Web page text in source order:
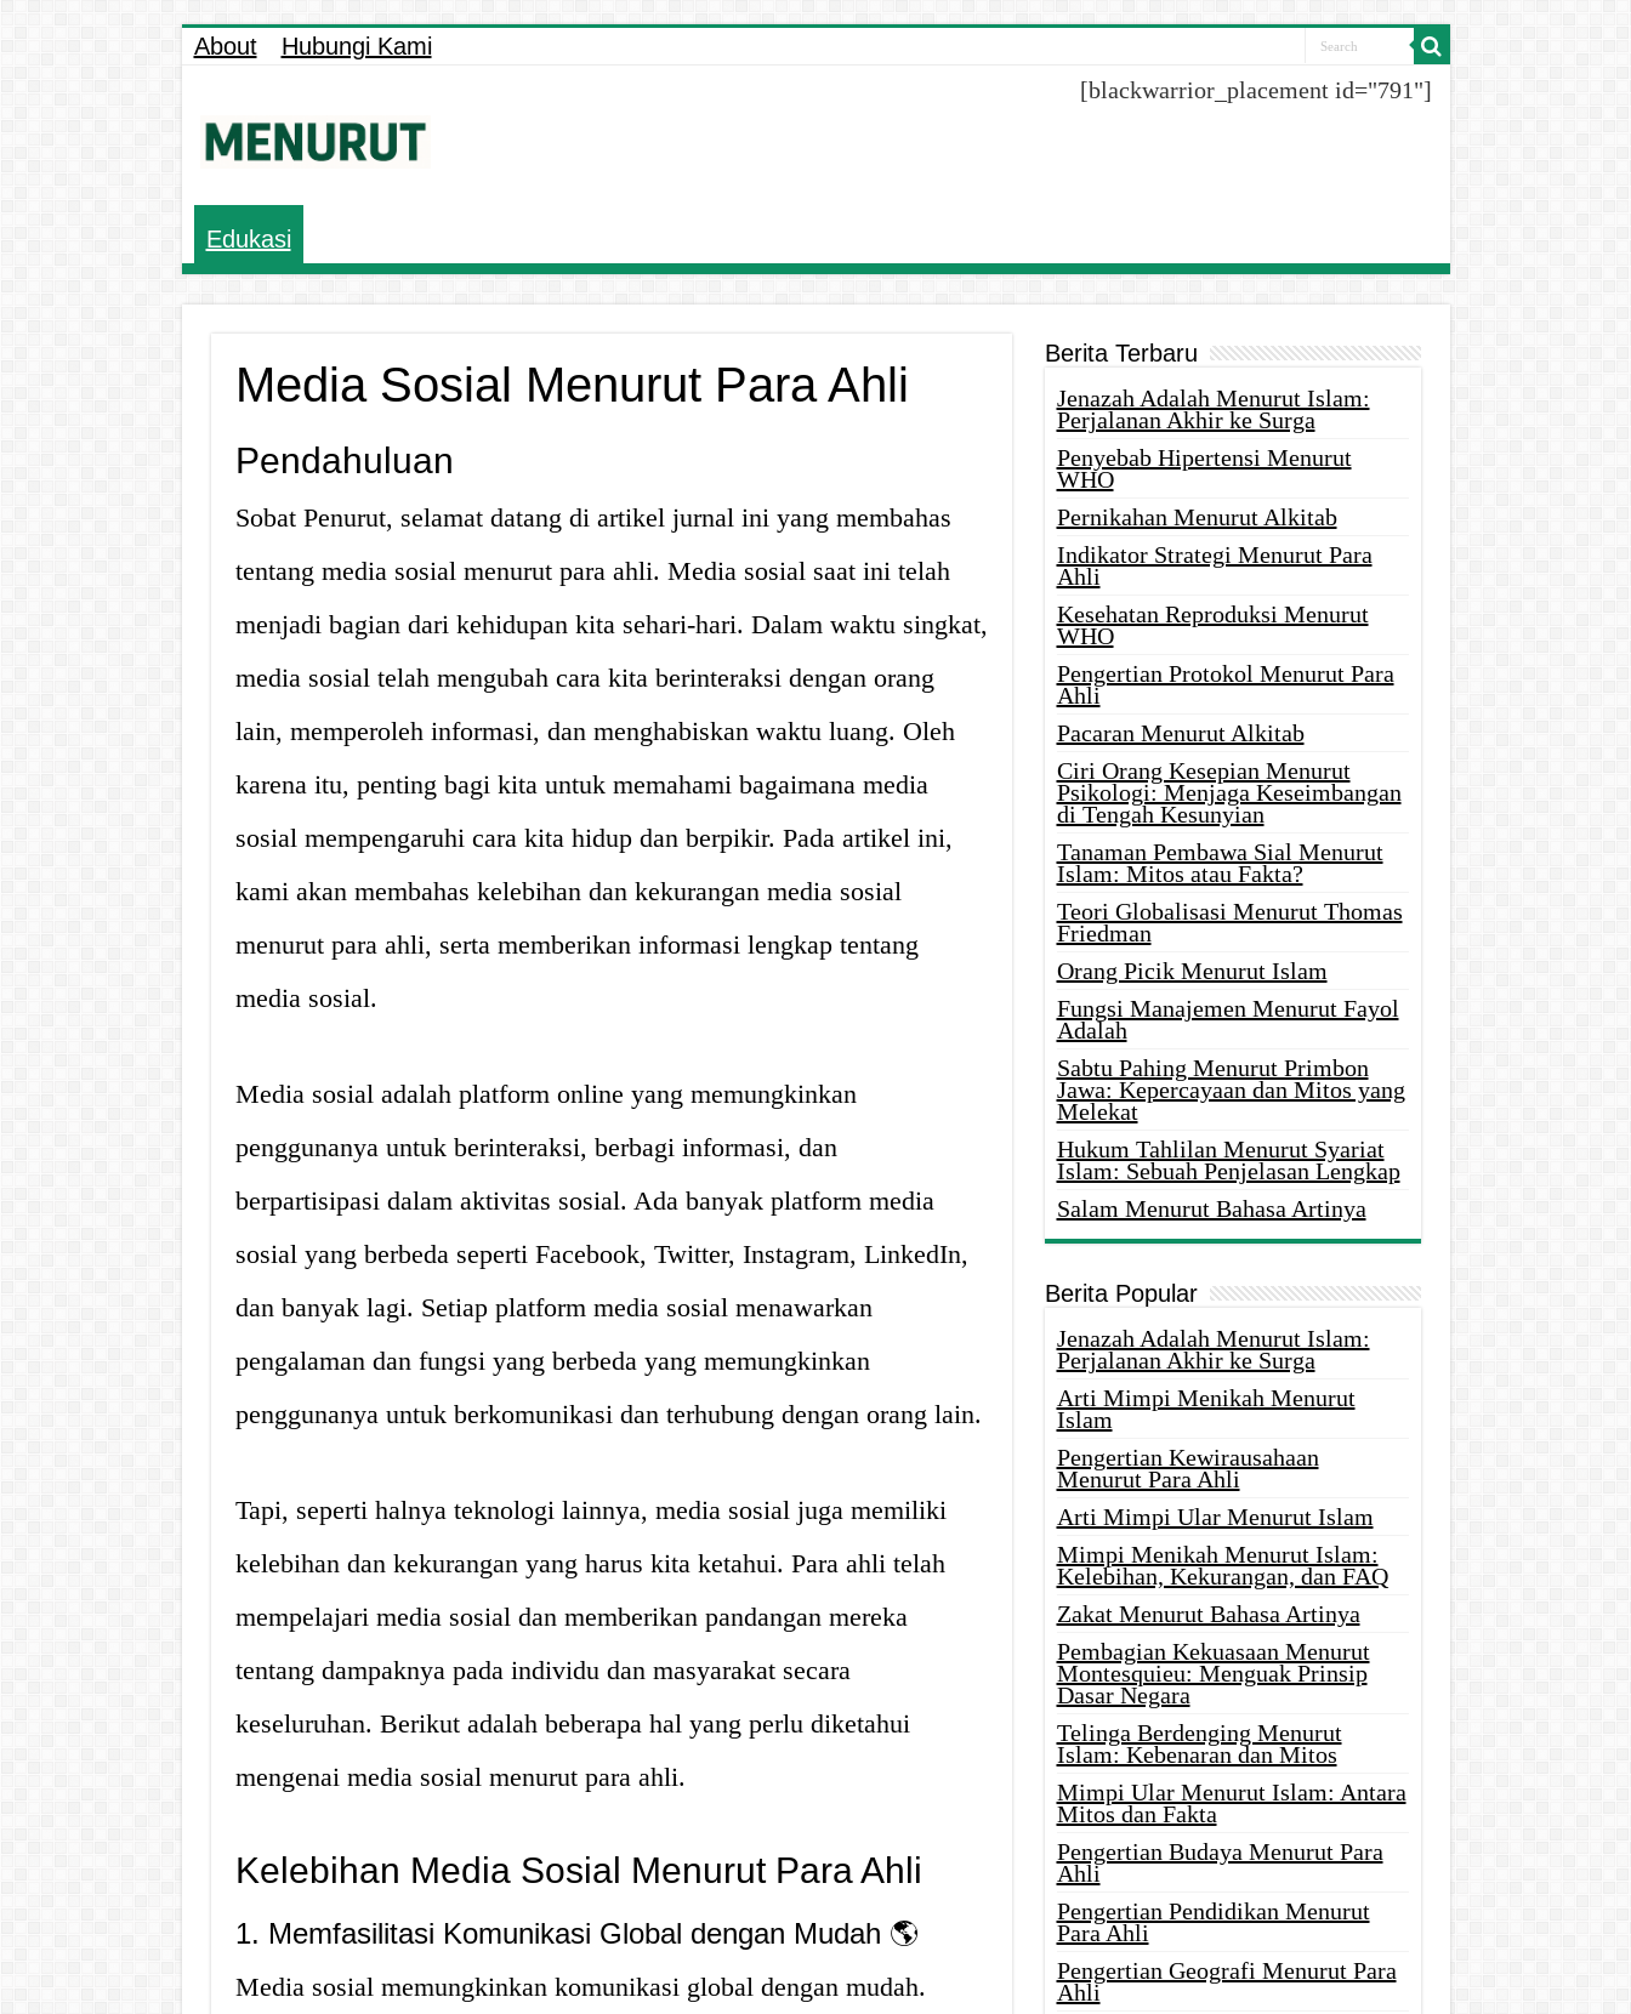
About
Hubungi Kami
[blackwarrior_placement id="791"]
Edukasi
Media Sosial Menurut Para Ahli
Pendahuluan
Sobat Penurut, selamat datang di artikel jurnal ini yang membahas
tentang media sosial menurut para ahli. Media sosial saat ini telah
menjadi bagian dari kehidupan kita sehari-hari. Dalam waktu singkat,
media sosial telah mengubah cara kita berinteraksi dengan orang
lain, memperoleh informasi, dan menghabiskan waktu luang. Oleh
karena itu, penting bagi kita untuk memahami bagaimana media
sosial mempengaruhi cara kita hidup dan berpikir. Pada artikel ini,
kami akan membahas kelebihan dan kekurangan media sosial
menurut para ahli, serta memberikan informasi lengkap tentang
media sosial.
Media sosial adalah platform online yang memungkinkan
penggunanya untuk berinteraksi, berbagi informasi, dan
berpartisipasi dalam aktivitas sosial. Ada banyak platform media
sosial yang berbeda seperti Facebook, Twitter, Instagram, LinkedIn,
dan banyak lagi. Setiap platform media sosial menawarkan
pengalaman dan fungsi yang berbeda yang memungkinkan
penggunanya untuk berkomunikasi dan terhubung dengan orang lain.
Tapi, seperti halnya teknologi lainnya, media sosial juga memiliki
kelebihan dan kekurangan yang harus kita ketahui. Para ahli telah
mempelajari media sosial dan memberikan pandangan mereka
tentang dampaknya pada individu dan masyarakat secara
keseluruhan. Berikut adalah beberapa hal yang perlu diketahui
mengenai media sosial menurut para ahli.
Kelebihan Media Sosial Menurut Para Ahli
1. Memfasilitasi Komunikasi Global dengan Mudah 🌎
Media sosial memungkinkan komunikasi global dengan mudah.
Berita Terbaru
Jenazah Adalah Menurut Islam:
Perjalanan Akhir ke Surga
Penyebab Hipertensi Menurut
WHO
Pernikahan Menurut Alkitab
Indikator Strategi Menurut Para
Ahli
Kesehatan Reproduksi Menurut
WHO
Pengertian Protokol Menurut Para
Ahli
Pacaran Menurut Alkitab
Ciri Orang Kesepian Menurut
Psikologi: Menjaga Keseimbangan
di Tengah Kesunyian
Tanaman Pembawa Sial Menurut
Islam: Mitos atau Fakta?
Teori Globalisasi Menurut Thomas
Friedman
Orang Picik Menurut Islam
Fungsi Manajemen Menurut Fayol
Adalah
Sabtu Pahing Menurut Primbon
Jawa: Kepercayaan dan Mitos yang
Melekat
Hukum Tahlilan Menurut Syariat
Islam: Sebuah Penjelasan Lengkap
Salam Menurut Bahasa Artinya
Berita Popular
Jenazah Adalah Menurut Islam:
Perjalanan Akhir ke Surga
Arti Mimpi Menikah Menurut
Islam
Pengertian Kewirausahaan
Menurut Para Ahli
Arti Mimpi Ular Menurut Islam
Mimpi Menikah Menurut Islam:
Kelebihan, Kekurangan, dan FAQ
Zakat Menurut Bahasa Artinya
Pembagian Kekuasaan Menurut
Montesquieu: Menguak Prinsip
Dasar Negara
Telinga Berdenging Menurut
Islam: Kebenaran dan Mitos
Mimpi Ular Menurut Islam: Antara
Mitos dan Fakta
Pengertian Budaya Menurut Para
Ahli
Pengertian Pendidikan Menurut
Para Ahli
Pengertian Geografi Menurut Para
Ahli